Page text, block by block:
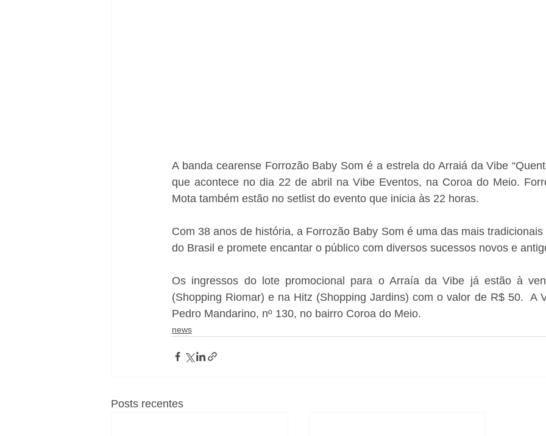
A banda cearense Forrozão Baby Som é a estrela do Arraiá da Vibe
que acontece no dia 22 de abril na Vibe Eventos, na Coroa do Meio.
Mota também estão no setlist do evento que inicia às 22 horas.
Com 38 anos de história, a Forrozão Baby Som é uma das mais
do Brasil e promete encantar o público com diversos sucessos novos e
Os ingressos do lote promocional para o Arraía da Vibe já estão à
(Shopping Riomar) e na Hitz (Shopping Jardins) com o valor de R$ 50.  A
Pedro Mandarino, nº 130, no bairro Coroa do Meio.
news
Posts recentes